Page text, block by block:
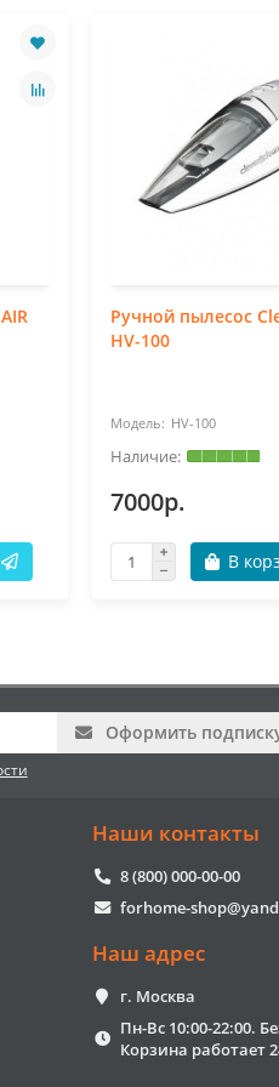
Ручной пылесос
HV-100
HV-100
7000р.
В
Оформить
Наши контакты
8 (800) 000-00-00
forhome-
Наш адрес
г. Москва
Пн-Вс 10:00-22:00.
Корзина работает